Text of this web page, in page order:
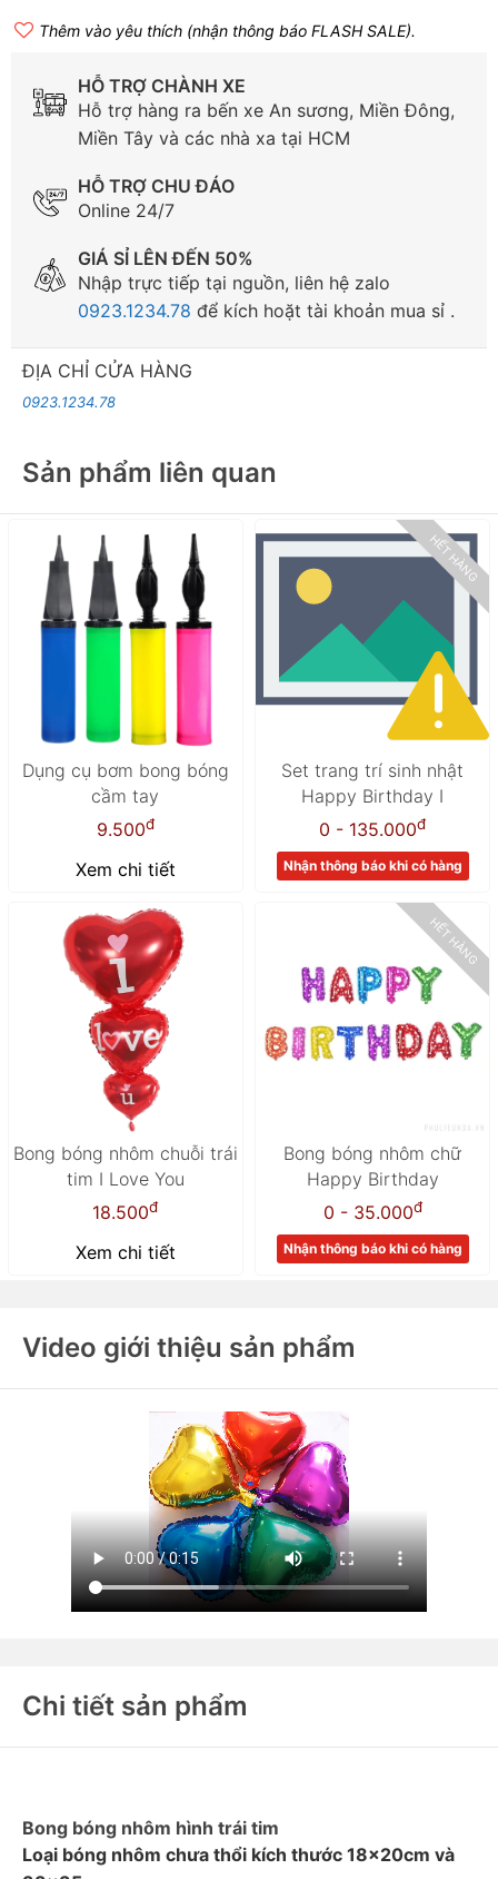
Thêm vào yêu thích (nhận thông báo FLASH SALE).
HỖ TRỢ CHÀNH XE
Hỗ trợ hàng ra bến xe An sương, Miền Đông,
Miền Tây và các nhà xa tại HCM
HỖ TRỢ CHU ĐÁO
Online 24/7
GIÁ SỈ LÊN ĐẾN 50%
Nhập trực tiếp tại nguồn, liên hệ zalo
0923.1234.78 để kích hoặt tài khoản mua sỉ .
ĐỊA CHỈ CỬA HÀNG
0923.1234.78
Sản phẩm liên quan
Dụng cụ bơm bong bóng
cầm tay
9.500đ
Xem chi tiết
Set trang trí sinh nhật
Happy Birthday I
0 - 135.000đ
Nhận thông báo khi có hàng
HẾT HÀNG
Bong bóng nhôm chuỗi trái
tim I Love You
18.500đ
Xem chi tiết
Bong bóng nhôm chữ
Happy Birthday
0 - 35.000đ
Nhận thông báo khi có hàng
HẾT HÀNG
Video giới thiệu sản phẩm
Chi tiết sản phẩm
Bong bóng nhôm hình trái tim
Loại bóng nhôm chưa thổi kích thước 18x20cm và